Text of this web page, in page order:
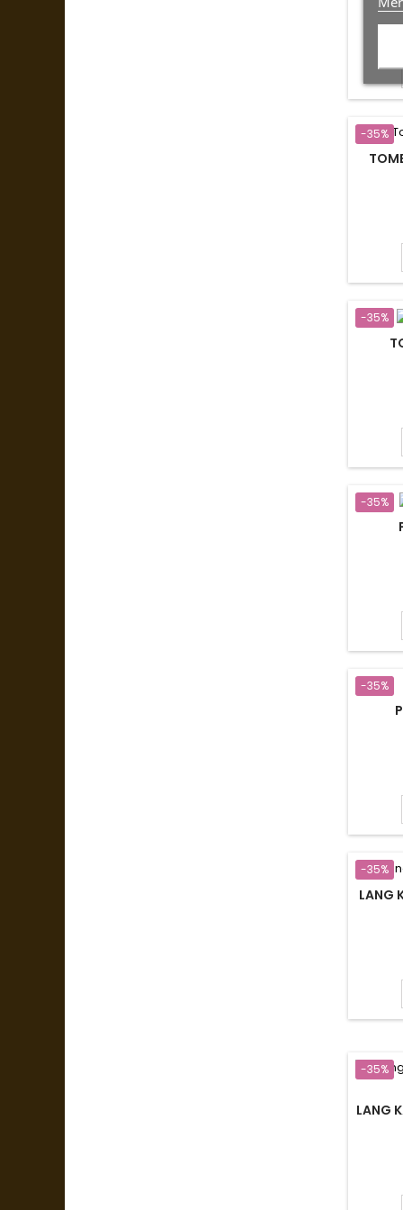
-35%
-35%
-35%
-35%
-35%
LANG
-35%
LANG